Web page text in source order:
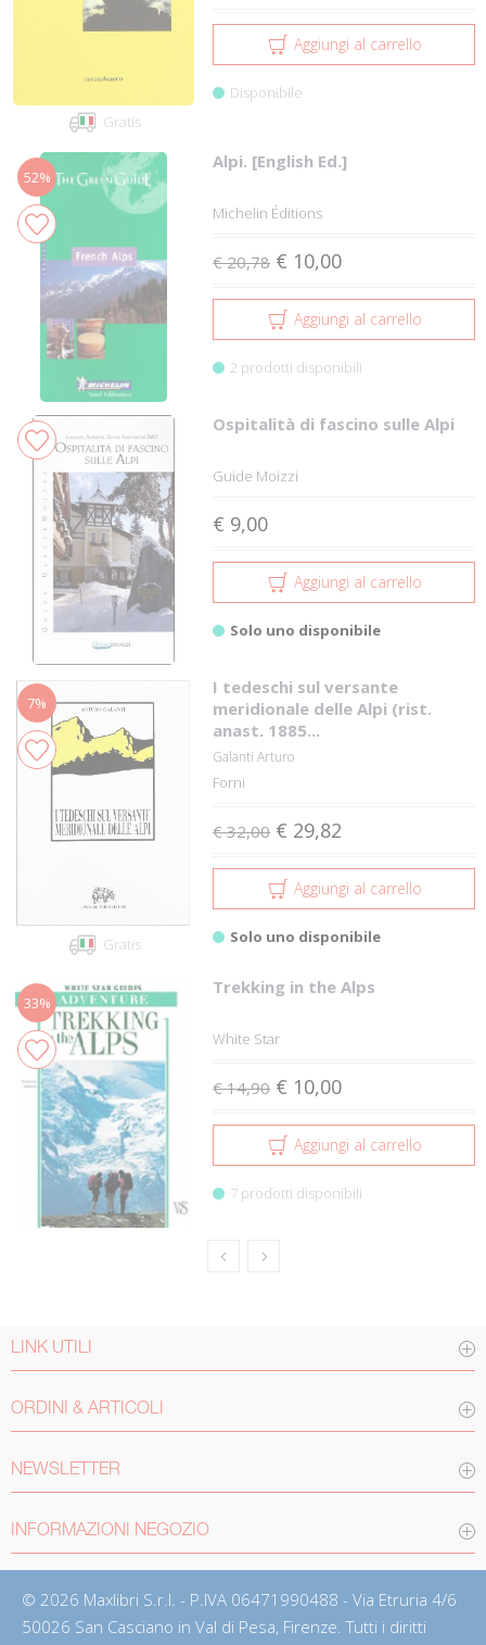
Gratis
Aggiungi al carrello
Disponibile
52%
Alpi. [English Ed.]
Michelin Éditions
€ 20,78 € 10,00
Aggiungi al carrello
2 prodotti disponibili
Ospitalità di fascino sulle Alpi
Guide Moizzi
€ 9,00
Aggiungi al carrello
Solo uno disponibile
7%
Gratis
I tedeschi sul versante
meridionale delle Alpi (rist.
anast. 1885...
Galanti Arturo
Forni
€ 32,00 € 29,82
Aggiungi al carrello
Solo uno disponibile
33%
Trekking in the Alps
White Star
€ 14,90 € 10,00
Aggiungi al carrello
7 prodotti disponibili
LINK UTILI
ORDINI & ARTICOLI
NEWSLETTER
INFORMAZIONI NEGOZIO
© 2026 Maxlibri S.r.l. - P.IVA 06471990488 - Via Etruria 4/6
50026 San Casciano in Val di Pesa, Firenze. Tutti i diritti